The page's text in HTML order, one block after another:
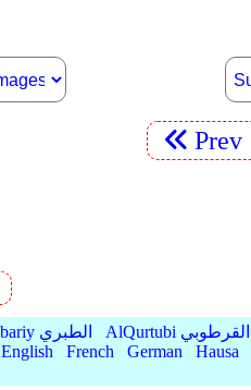
Prev
AtTabariy الطبري AlQurtubi القرطوبي
English French German Hausa